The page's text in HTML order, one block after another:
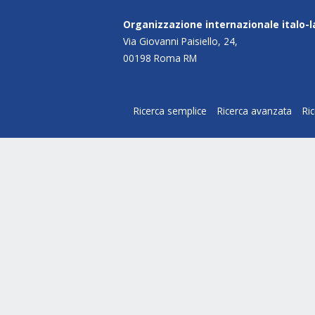
Organizzazione internazionale italo-
Via Giovanni Paisiello, 24,
00198 Roma RM
Ricerca semplice Ricerca avanzata